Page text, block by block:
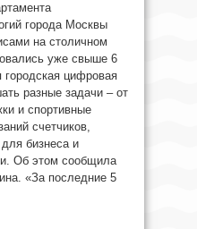
города Москвы
на столичном
уже свыше 6
городская цифровая
разные задачи – от
и спортивные
счетчиков,
бизнеса и
Об этом сообщила
«За последние 5